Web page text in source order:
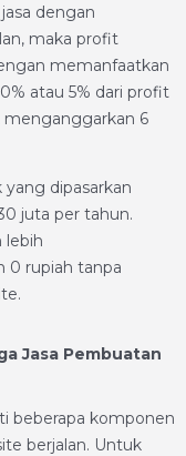
dengan
maka profit
memanfaatkan
atau 5% dari profit
menganggarkan 6
dipasarkan
juta per tahun.
lebih
0 rupiah tanpa
Jasa Pembuatan
beberapa komponen
berjalan. Untuk